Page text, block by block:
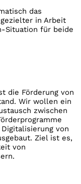
das
in Arbeit
Situation für beide
die Förderung von
Wir wollen ein
zwischen
von
Ziel ist es,
von